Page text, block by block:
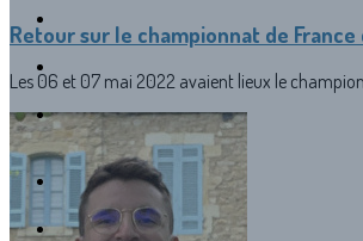
Retour sur le championnat de
Les 06 et 07 mai 2022 avaient lieux le